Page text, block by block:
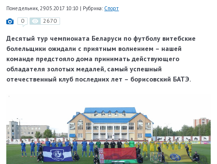
Понедельник, 29.05.2017 10:10 | Рубрика: Спорт
0 2670
Десятый тур чемпионата Беларуси по футболу витебские
болельщики ожидали с приятным волнением – нашей
команде предстояло дома принимать действующего
обладателя золотых медалей, самый успешный
отечественный клуб последних лет – борисовский БАТЭ.